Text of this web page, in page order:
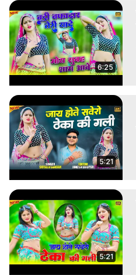
6:25
5:21
5:21